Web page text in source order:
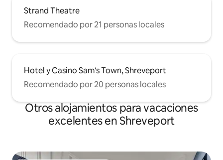
Strand Theatre
Recomendado por 21 personas locales
Hotel y Casino Sam's Town, Shreveport
Recomendado por 20 personas locales
Otros alojamientos para vacaciones
excelentes en Shreveport